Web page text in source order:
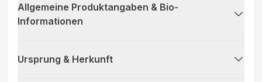
Allgemeine Produktangaben & Bio-
Informationen
Ursprung & Herkunft